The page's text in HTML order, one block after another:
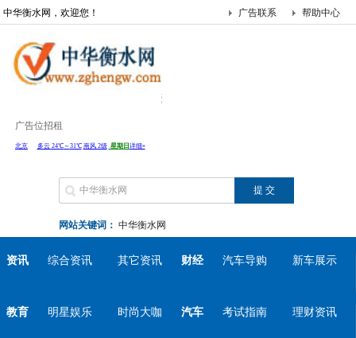
中华衡水网，欢迎您！ 帮助中心
广告联系
广告位招租
网站关键词： 中华衡水网
资讯 综合资讯 其它资讯 财经 汽车导购 新车展示
教育 明星娱乐 时尚大咖 汽车 考试指南 理财资讯